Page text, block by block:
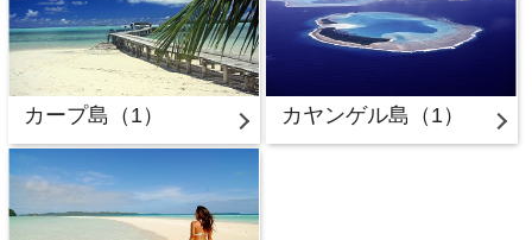
カープ島（1） カヤンゲル島（1）